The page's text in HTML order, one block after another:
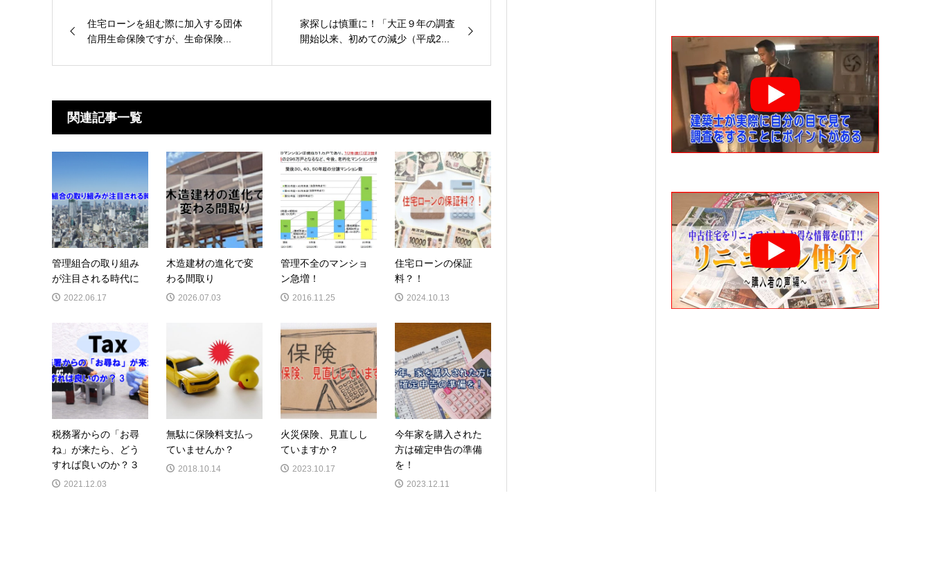
住宅ローンを組む際に加入する団体
信用生命保険ですが、生命保険...
家探しは慎重に！「大正９年の調査
開始以来、初めての減少（平成2...
関連記事一覧
管理組合の取り組み
が注目される時代に
2022.06.17
木造建材の進化で変
わる間取り
2026.07.03
管理不全のマンショ
ン急増！
2016.11.25
住宅ローンの保証
料？！
2024.10.13
税務署からの「お尋
ね」が来たら、どう
すれば良いのか？３
2021.12.03
無駄に保険料支払っ
ていませんか？
2018.10.14
火災保険、見直しし
ていますか？
2023.10.17
今年家を購入された
方は確定申告の準備
を！
2023.12.11